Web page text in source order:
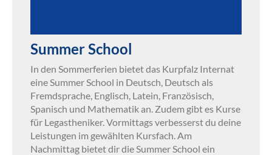
Summer School
In den Sommerferien bietet das Kurpfalz Internat
eine Summer School in Deutsch, Deutsch als
Fremdsprache, Englisch, Latein, Französisch,
Spanisch und Mathematik an. Zudem gibt es Kurse
für Legastheniker. Vormittags verbesserst du deine
Leistungen im gewählten Kursfach. Am
Nachmittag bietet dir die Summer School ein